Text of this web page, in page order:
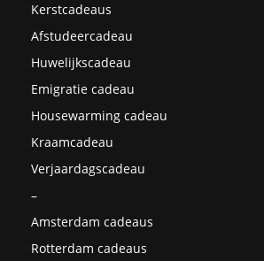
Kerstcadeaus
Afstudeercadeau
Huwelijkscadeau
Emigratie cadeau
Housewarming cadeau
Kraamcadeau
Verjaardagscadeau
–
Amsterdam cadeaus
Rotterdam cadeaus